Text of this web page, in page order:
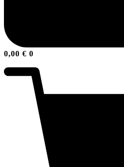
0,00 € 0